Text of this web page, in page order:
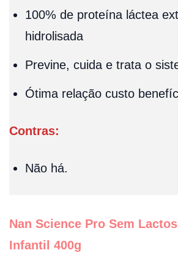
100% de proteína láctea
hidrolisada
Previne, cuida e trata o
Ótima relação custo
Contras:
Não há.
Nan Science Pro Sem
Infantil 400g